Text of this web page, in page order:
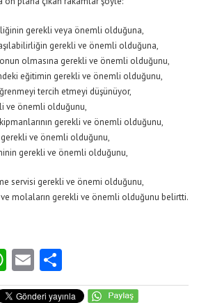
gerekli veya önemli olduğuna,
gerekli ve önemli olduğuna,
olmasına gerekli ve önemli olduğunu,
eğitimin gerekli ve önemli olduğunu,
tercih etmeyi düşünüyor,
ve önemli olduğunu,
gerekli ve önemli olduğunu,
gerekli ve önemli olduğunu,
gerekli ve önemli olduğunu,
servisi gerekli ve önemi olduğunu,
ve molaların gerekli ve önemli olduğunu belirtti.
WhatsApp
Email